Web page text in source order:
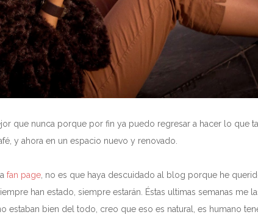
que nunca porque por fin ya puedo regresar a hacer lo que
y ahora en un espacio nuevo y renovado.
fan page, no es que haya descuidado al blog porque he
han estado, siempre estarán. Éstas ultimas semanas me
estaban bien del todo, creo que eso es natural, es humano